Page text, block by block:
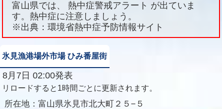
富山県では、 熱中症警戒アラート が出ていま
す。熱中症に注意しましょう。
※出典：環境省熱中症予防情報サイト
氷見漁港場外市場 ひみ番屋街
8月7日 02:00発表
リロードすると1時間ごとに更新されます。
所在地： 富山県氷見市北大町２５−５